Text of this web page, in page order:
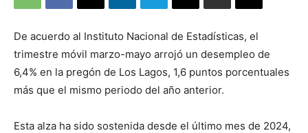
De acuerdo al Instituto Nacional de Estadísticas, el
trimestre móvil marzo-mayo arrojó un desempleo de
6,4% en la pregón de Los Lagos, 1,6 puntos porcentuales
más que el mismo periodo del año anterior.
Esta alza ha sido sostenida desde el último mes de 2024,